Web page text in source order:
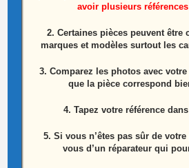
avoir plusieurs
2. Certaines pièces peuvent être
marques et modèles surtout les
3. Comparez les photos avec
que la pièce correspond
4. Tapez votre référence
5. Si vous n’êtes pas sûr de
vous d’un réparateur qui